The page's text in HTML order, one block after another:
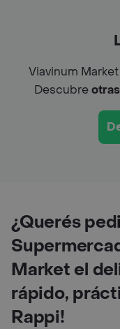
Viavinum
Descubre
¿Querés
Market el
rápido,
Rappi!